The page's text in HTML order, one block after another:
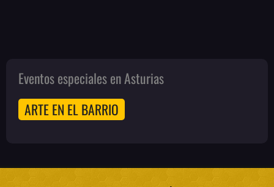
Eventos especiales en Asturias
ARTE EN EL BARRIO